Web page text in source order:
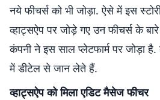
नये फीचर्स को भी जोड़ा. ऐसे में इस
व्हाट्सऐप पर जोड़े गए उन फीचर्स के
कंपनी ने इस साल प्लेटफार्म पर जोड़ा
में डीटेल से जान लेते हैं.
व्हाट्सऐप को मिला एडिट मैसेज फीचर